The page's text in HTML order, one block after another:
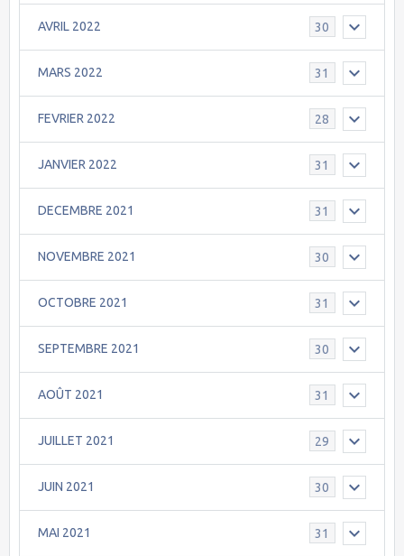
AVRIL 2022 30
MARS 2022 31
FEVRIER 2022 28
JANVIER 2022 31
DECEMBRE 2021 31
NOVEMBRE 2021 30
OCTOBRE 2021 31
SEPTEMBRE 2021 30
AOÛT 2021 31
JUILLET 2021 29
JUIN 2021 30
MAI 2021 31